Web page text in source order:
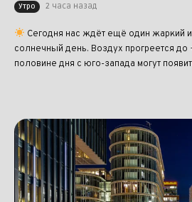
Утро 2 часа назад
Сегодня нас ждёт ещё один жаркий
солнечный день. Воздух прогреется до
половине дня с юго-запада могут